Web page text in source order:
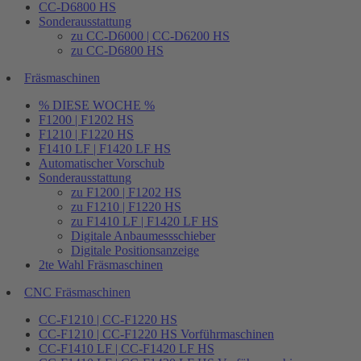
CC-D6800 HS
Sonderausstattung
zu CC-D6000 | CC-D6200 HS
zu CC-D6800 HS
Fräsmaschinen
% DIESE WOCHE %
F1200 | F1202 HS
F1210 | F1220 HS
F1410 LF | F1420 LF HS
Automatischer Vorschub
Sonderausstattung
zu F1200 | F1202 HS
zu F1210 | F1220 HS
zu F1410 LF | F1420 LF HS
Digitale Anbaumessschieber
Digitale Positionsanzeige
2te Wahl Fräsmaschinen
CNC Fräsmaschinen
CC-F1210 | CC-F1220 HS
CC-F1210 | CC-F1220 HS Vorführmaschinen
CC-F1410 LF | CC-F1420 LF HS